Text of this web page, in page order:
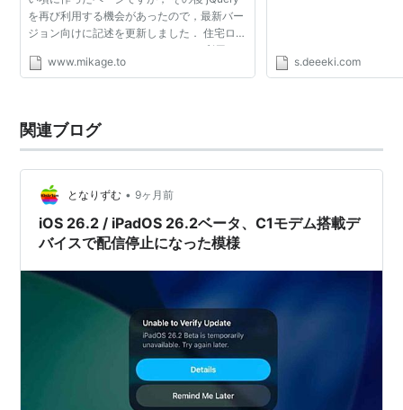
を再び利用する機会があったので，最新バー
ジョン向けに記述を更新しました． 住宅ロー
ンシミュレーションです． jQueryを利用した
フォームの動的な追加や，flotプラグインに
www.mikage.to s.deeeki.com
関連ブログ
となりずむ • 9ヶ月前
iOS 26.2 / iPadOS 26.2ベータ、C1モデム搭載デ
バイスで配信停止になった模様